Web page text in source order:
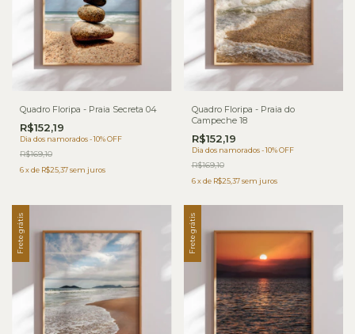
Quadro Floripa - Praia Secreta 04
R$152,19
Dia dos namorados - 10% OFF
R$169,10
6xde R$25,37sem juros
Quadro Floripa - Praia do
Campeche 18
R$152,19
Dia dos namorados - 10% OFF
R$169,10
6 xde R$25,37 sem juros
Frete grátis Frete grátis